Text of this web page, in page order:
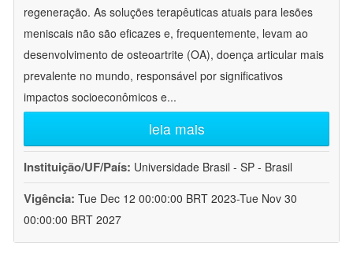
regeneração. As soluções terapêuticas atuais para lesões
meniscais não são eficazes e, frequentemente, levam ao
desenvolvimento de osteoartrite (OA), doença articular mais
prevalente no mundo, responsável por significativos
impactos socioeconômicos e...
leia mais
Instituição/UF/País: Universidade Brasil - SP - Brasil
Vigência: Tue Dec 12 00:00:00 BRT 2023-Tue Nov 30
00:00:00 BRT 2027